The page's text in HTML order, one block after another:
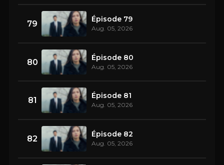
79 Épisode 79
Aug. 05, 2026
80 Épisode 80
Aug. 05, 2026
81 Épisode 81
Aug. 05, 2026
82 Épisode 82
Aug. 05, 2026